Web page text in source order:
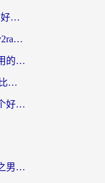
海外党必看：快帆TV版VPN好用吗？和快游VPN对比哪个回国效果更好？附实用避坑指南
海外党无忧指南：国内节点v2ray怎么选？一键回国VPN+多场景实测帮你避坑
海外党必看：如何选到最好用的回国加速器？从节点到售后的全维度指南
ChickCN VPN和洞见VPN对比哪个回国效果更好？海外党亲测3款加速器+避坑指南
海外党必看：斧牛和嘀嗒哪个好？3个维度教你选对回国加速器
印度怎么玩一拳超人：最强之男？海外党国服游戏加速避坑指南